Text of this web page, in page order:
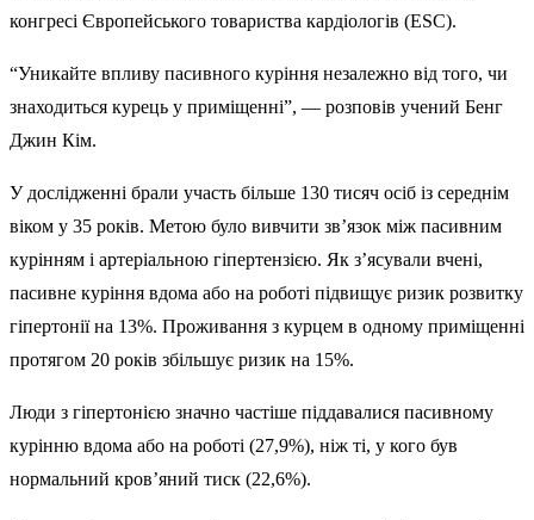
конгресі Європейського товариства кардіологів (ESC).
“Уникайте впливу пасивного куріння незалежно від того, чи
знаходиться курець у приміщенні”, — розповів учений Бенг
Джин Кім.
У дослідженні брали участь більше 130 тисяч осіб із середнім
віком у 35 років. Метою було вивчити зв’язок між пасивним
курінням і артеріальною гіпертензією. Як з’ясували вчені,
пасивне куріння вдома або на роботі підвищує ризик розвитку
гіпертонії на 13%. Проживання з курцем в одному приміщенні
протягом 20 років збільшує ризик на 15%.
Люди з гіпертонією значно частіше піддавалися пасивному
курінню вдома або на роботі (27,9%), ніж ті, у кого був
нормальний кров’яний тиск (22,6%).